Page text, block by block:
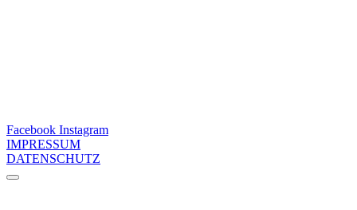
Facebook Instagram
IMPRESSUM
DATENSCHUTZ